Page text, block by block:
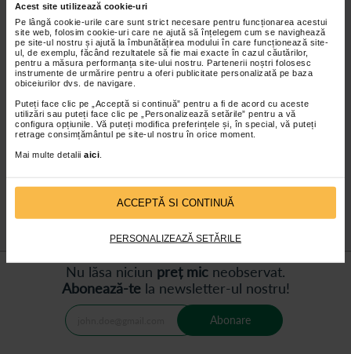
Acest site utilizează cookie-uri
Pe lângă cookie-urile care sunt strict necesare pentru funcționarea acestui
site web, folosim cookie-uri care ne ajută să înțelegem cum se navighează
pe site-ul nostru și ajută la îmbunătățirea modului în care funcționează site-
ul, de exemplu, făcând rezultatele să fie mai exacte în cazul căutărilor,
pentru a măsura performanța site-ului nostru. Partenerii noștri folosesc
instrumente de urmărire pentru a oferi publicitate personalizată pe baza
obiceiurilor dvs. de navigare.
Puteți face clic pe „Acceptă si continuă” pentru a fi de acord cu aceste
utilizări sau puteți face clic pe „Personalizează setările” pentru a vă
configura opțiunile. Vă puteți modifica preferințele și, în special, vă puteți
retrage consimțământul pe site-ul nostru în orice moment.
Mai multe detalii aici
ACCEPTĂ SI CONTINUĂ
PERSONALIZEAZĂ SETĂRILE
HARMONY Gold Spuma de par
Defined Curls, 200ml
22,30 Lei
Adaugă în coș
Nu lăsa niciun preț mic neobservat.
Abonează-tela newsletter-ul nostru!
Abonare